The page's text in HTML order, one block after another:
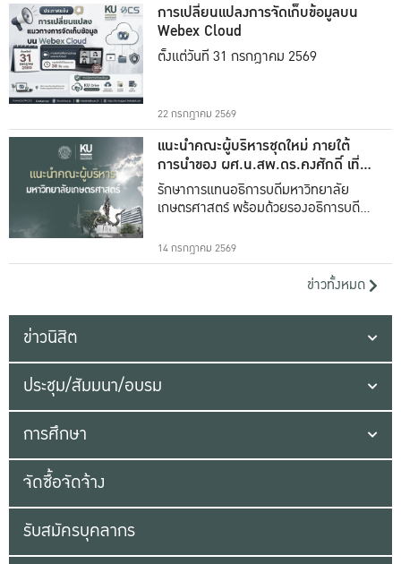
การเปลี่ยนแปลงการจัดเก็บข้อมูลบน
Webex Cloud
ตั้งแต่วันที่ 31 กรกฎาคม 2569
22 กรกฎาคม 2569
แนะนำคณะผู้บริหารชุดใหม่ ภายใต้
การนำของ ผศ.น.สพ.ดร.คงศักดิ์ เที่ยง
ธรรม
รักษาการแทนอธิการบดีมหาวิทยาลัย
เกษตรศาสตร์ พร้อมด้วยรองอธิการบดีทั้ง
14 กรกฎาคม 2569
ข่าวทั้งหมด
ข่าวนิสิต
ประชุม/สัมมนา/อบรม
การศึกษา
จัดซื้อจัดจ้าง
รับสมัครบุคลากร